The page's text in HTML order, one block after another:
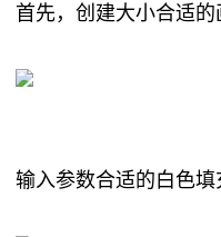
首先，创建大小合适
输入参数合适的白色